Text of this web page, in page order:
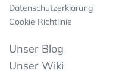
Datenschutzerklärung
Cookie Richtlinie
Unser Blog
Unser Wiki